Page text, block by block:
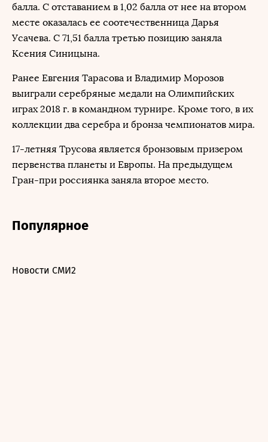
балла. С отставанием в 1,02 балла от нее на втором
месте оказалась ее соотечественница Дарья
Усачева. С 71,51 балла третью позицию заняла
Ксения Синицына.
Ранее Евгения Тарасова и Владимир Морозов
выиграли серебряные медали на Олимпийских
играх 2018 г. в командном турнире. Кроме того, в их
коллекции два серебра и бронза чемпионатов мира.
17-летняя Трусова является бронзовым призером
первенства планеты и Европы. На предыдущем
Гран-при россиянка заняла второе место.
Популярное
Новости СМИ2